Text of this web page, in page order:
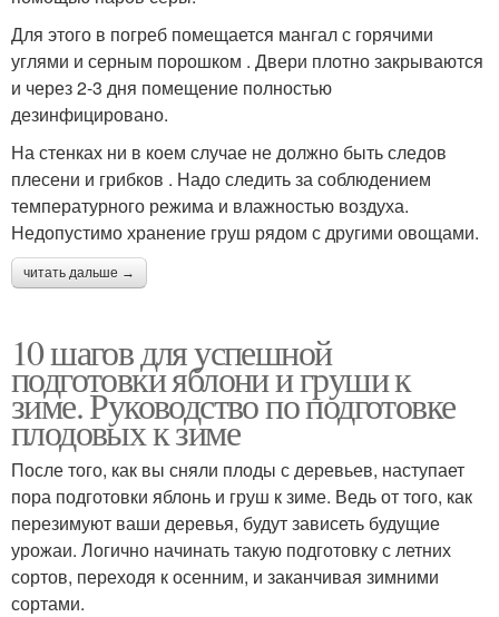
Для этого в погреб помещается мангал с горячими
углями и серным порошком . Двери плотно закрываются
и через 2-3 дня помещение полностью
дезинфицировано.
На стенках ни в коем случае не должно быть следов
плесени и грибков . Надо следить за соблюдением
температурного режима и влажностью воздуха.
Недопустимо хранение груш рядом с другими овощами.
читать дальше →
10 шагов для успешной
подготовки яблони и груши к
зиме. Руководство по подготовке
плодовых к зиме
После того, как вы сняли плоды с деревьев, наступает
пора подготовки яблонь и груш к зиме. Ведь от того, как
перезимуют ваши деревья, будут зависеть будущие
урожаи. Логично начинать такую подготовку с летних
сортов, переходя к осенним, и заканчивая зимними
сортами.